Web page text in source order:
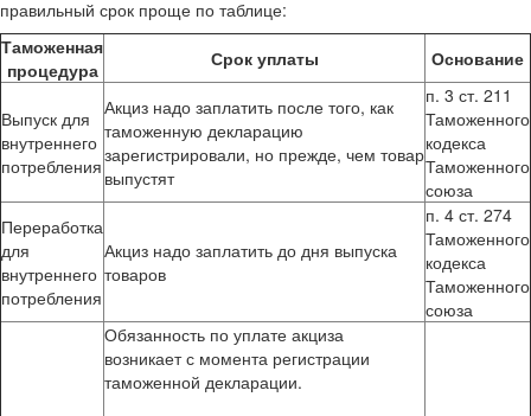
правильный срок проще по таблице:
Таможенная
процедура
Срок уплаты Основание
Выпуск для
внутреннего
потребления
Акциз надо заплатить после того, как
таможенную декларацию
зарегистрировали, но прежде, чем товар
выпустят
п. 3 ст. 211
Таможенного
кодекса
Таможенного
союза
Переработка
для
внутреннего
потребления
Акциз надо заплатить до дня выпуска
товаров
п. 4 ст. 274
Таможенного
кодекса
Таможенного
союза
Обязанность по уплате акциза
возникает с момента регистрации
таможенной декларации.